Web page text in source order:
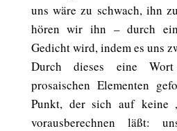
uns wäre zu schwach, ihn
hören wir ihn – durch
Gedicht wird, indem es uns
Durch dieses eine
prosaischen Elementen
Punkt, der sich auf keine
vorausberechnen läßt: